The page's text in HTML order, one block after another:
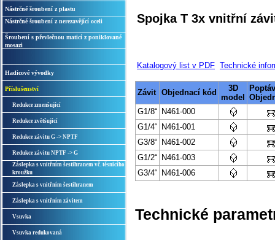
Nástrčné šroubení z plastu
Nástrčné šroubení z nerezavějící oceli
Šroubení s převlečnou maticí z poniklované
mosazi
Hadicové vývodky
Příslušenství
Redukce zmenšující
Redukce zvětšující
Redukce závitu G -> NPTF
Redukce závitu NPTF -> G
Záslepka s vnitřním šestihranem vč. těsnicího
kroužku
Záslepka s vnitřním šestihranem
Záslepka s vnitřním závitem
Vsuvka
Vsuvka redukovaná
Spojka T 3x vnitřní
Katalogový list v PDF Technické
Závit Objednací kód
3D
model
G1/8“ N461-000
G1/4“ N461-001
G3/8“ N461-002
G1/2“ N461-003
G3/4“ N461-006
Technické